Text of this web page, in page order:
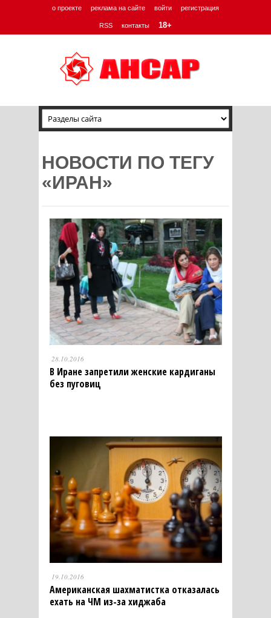
о проекте реклама на сайте войти регистрация
RSS контакты 18+
НОВОСТИ ПО ТЕГУ
«ИРАН»
28.10.2016
В Иране запретили женские кардиганы
без пуговиц
19.10.2016
Американская шахматистка отказалась
ехать на ЧМ из-за хиджаба